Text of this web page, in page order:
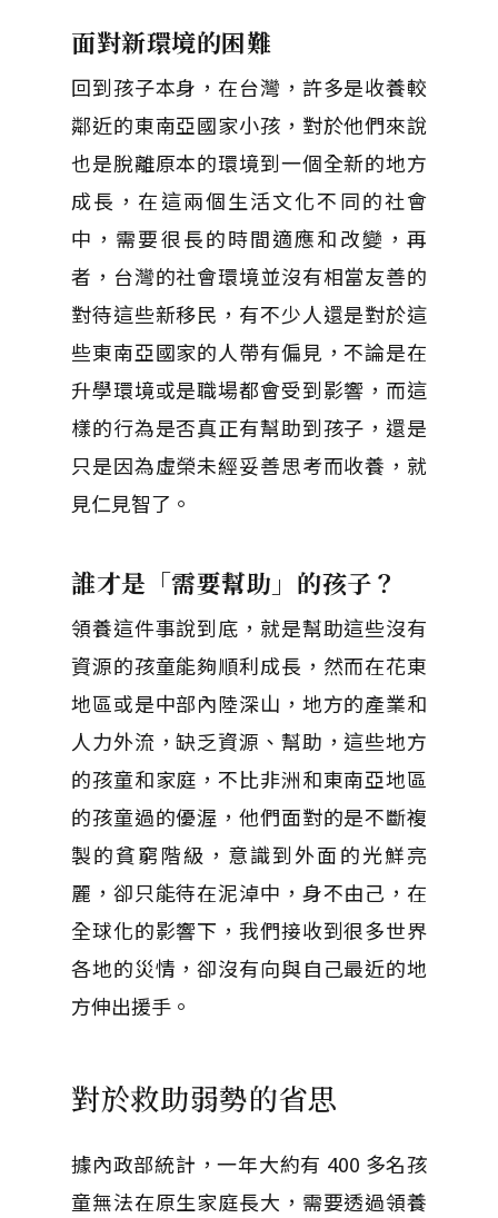
面對新環境的困難
回到孩子本身，在台灣，許多是收養較
鄰近的東南亞國家小孩，對於他們來說
也是脫離原本的環境到一個全新的地方
成長，在這兩個生活文化不同的社會
中，需要很長的時間適應和改變，再
者，台灣的社會環境並沒有相當友善的
對待這些新移民，有不少人還是對於這
些東南亞國家的人帶有偏見，不論是在
升學環境或是職場都會受到影響，而這
樣的行為是否真正有幫助到孩子，還是
只是因為虛榮未經妥善思考而收養，就
見仁見智了。
誰才是「需要幫助」的孩子？
領養這件事說到底，就是幫助這些沒有
資源的孩童能夠順利成長，然而在花東
地區或是中部內陸深山，地方的產業和
人力外流，缺乏資源、幫助，這些地方
的孩童和家庭，不比非洲和東南亞地區
的孩童過的優渥，他們面對的是不斷複
製的貧窮階級，意識到外面的光鮮亮
麗，卻只能待在泥淖中，身不由己，在
全球化的影響下，我們接收到很多世界
各地的災情，卻沒有向與自己最近的地
方伸出援手。
對於救助弱勢的省思
據內政部統計，一年大約有 400 多名孩
童無法在原生家庭長大，需要透過領養